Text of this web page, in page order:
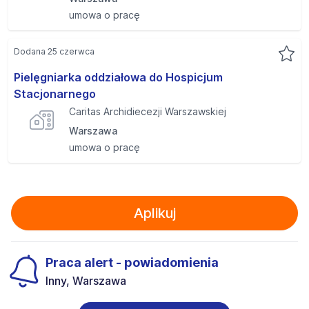
umowa o pracę
Pielęgniarka oddziałowa do Hospicjum
Stacjonarnego
Caritas Archidiecezji Warszawskiej
Warszawa
umowa o pracę
Dodana 25 czerwca
Aplikuj
Praca alert - powiadomienia
Inny, Warszawa